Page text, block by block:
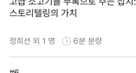
스토리텔링의 가치
정희선 외 1 명 6분 분량